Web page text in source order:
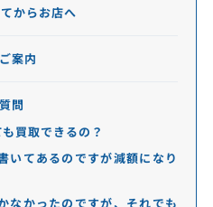
からお店へ
案内
問
買取できるの？
いてあるのですが減額になり
なかったのですが、それでも